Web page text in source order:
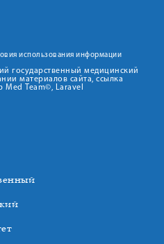
использования информации
государственный медицинский
материалов сайта, ссылка
Med Team©, Laravel